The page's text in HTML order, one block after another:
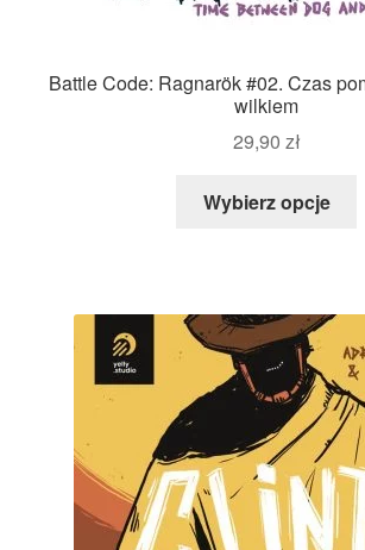
Battle Code: Ragnarök #02. Czas
wilkiem
29,90 zł
Wybierz opcje